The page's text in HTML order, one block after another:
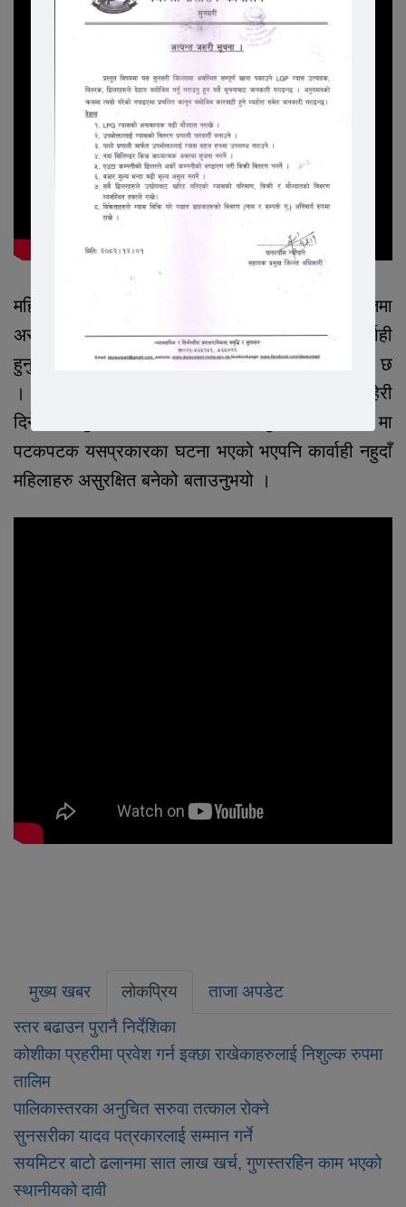
महिलामाथि भएको कुटपीटको घटना र अस्मिता समेतमा
असर पार्ने गरि आक्रमण गरेकोले दोषीहरु माथि कार्वाही
हुनुपर्ने पीडितका आफन्त मुस्तकिम मियाँले माग गर्नुभएको छ
। पीडितले आईतबार विदा भएकाले सोमबार प्रहरीमा जाहेरी
दिने बताउनुभयो । स्थानीय सलमा खातुनले इनरुवा १० मा
पटकपटक यसप्रकारका घटना भएको भएपनि कार्वाही नहुदाँ
महिलाहरु असुरक्षित बनेको बताउनुभयो ।
मुख्य खबर लोकप्रिय
ताजा अपडेट
स्तर बढाउन पुरानै निर्देशिका
कोशीका प्रहरीमा प्रवेश गर्न इक्छा राखेकाहरुलाई निशुल्क रुपमा
तालिम
पालिकास्तरका अनुचित सरुवा तत्काल रोक्ने
सुनसरीका यादव पत्रकारलाई सम्मान गर्ने
सयमिटर बाटो ढलानमा सात लाख खर्च, गुणस्तरहिन काम भएको
स्थानीयको दावी